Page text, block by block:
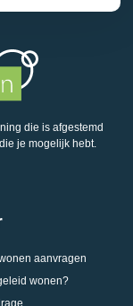
die is afgestemd
je mogelijk hebt.
aanvragen
wonen?